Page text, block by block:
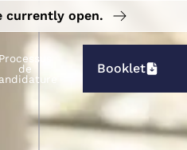
currently open.
Processus
de
Booklet